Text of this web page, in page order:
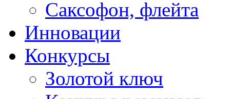
Саксофон, флейта
Инновации
Конкурсы
Золотой ключ